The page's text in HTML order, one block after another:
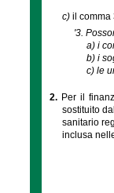
c) il comma
'3.
a) i
b) i
c) le
2. Per il
sostituito
sanitario
inclusa